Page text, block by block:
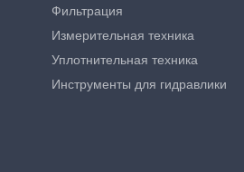
Фильтрация
Измерительная техника
Уплотнительная техника
Инструменты для гидравлики